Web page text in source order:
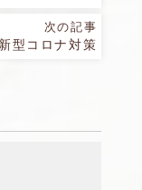
次の記事
型コロナ対策